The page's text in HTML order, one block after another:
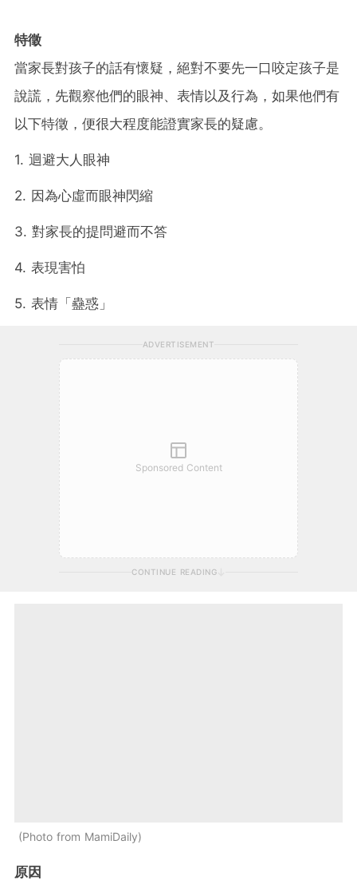
特徵
當家長對孩子的話有懷疑，絕對不要先一口咬定孩子是
說謊，先觀察他們的眼神、表情以及行為，如果他們有
以下特徵，便很大程度能證實家長的疑慮。
1. 迴避大人眼神
2. 因為心虛而眼神閃縮
3. 對家長的提問避而不答
4. 表現害怕
5. 表情「蠱惑」
ADVERTISEMENT
Sponsored Content
CONTINUE READING
Photo from MamiDaily
原因